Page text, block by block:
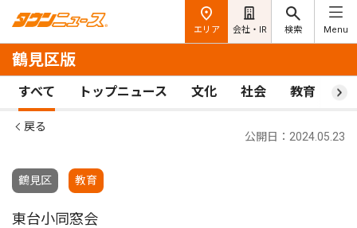
エリア 会社・IR 検索 Menu
鶴見区版
すべて トップニュース 文化 社会 教育 ス
戻る
鶴見区 教育
公開日：2024.05.23
東台小同窓会